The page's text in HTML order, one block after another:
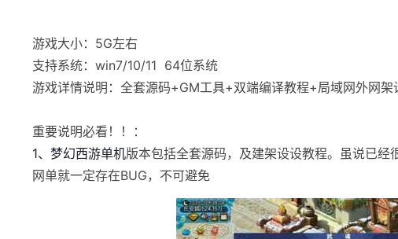
游戏大小：5G左右
支持系统：win7/10/11 64位系统
游戏详情说明：全套源码+GM工具+双端编译教程+局域网外网架
重要说明必看！！：
1、梦幻西游单机版本包括全套源码，及建架设设教程。虽说已
网单就一定存在BUG，不可避免